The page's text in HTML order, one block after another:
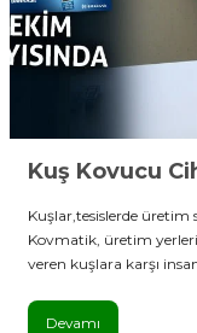
Kuş Kovucu
Kuşlar,tesislerde
Kovmatik, üretim
veren kuşlara karşı
Devamı